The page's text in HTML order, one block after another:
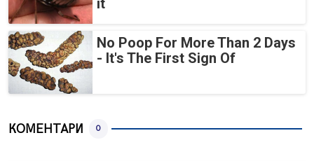
it
No Poop For More Than 2 Days
- It's The First Sign Of
КОМЕНТАРИ 0